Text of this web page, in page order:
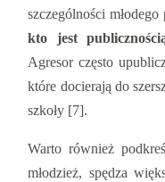
szczególności młodego
kto jest
Agresor często
które docierają do
szkoły [7].
Warto również
młodzież, spędza